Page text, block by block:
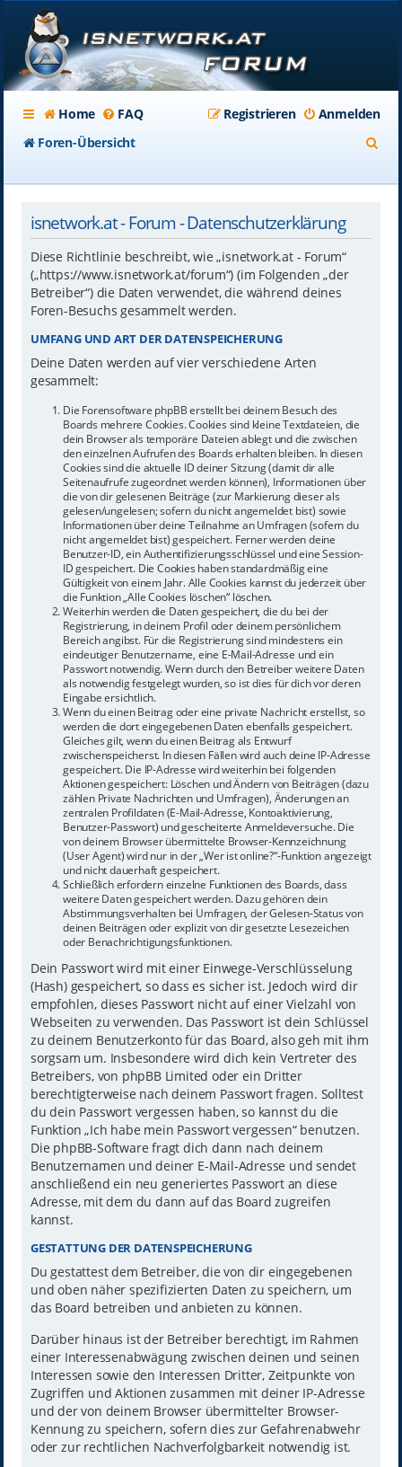
Home FAQ Anmelden
Registrieren
Foren-Übersicht
isnetwork.at - Forum - Datenschutzerklärung
Diese Richtlinie beschreibt, wie „isnetwork.at - Forum“
(„https://www.isnetwork.at/forum“) (im Folgenden „der
Betreiber“) die Daten verwendet, die während deines
Foren-Besuchs gesammelt werden.
UMFANG UND ART DER DATENSPEICHERUNG
Deine Daten werden auf vier verschiedene Arten
gesammelt:
Die Forensoftware phpBB erstellt bei deinem Besuch des
Boards mehrere Cookies. Cookies sind kleine Textdateien, die
dein Browser als temporäre Dateien ablegt und die zwischen
den einzelnen Aufrufen des Boards erhalten bleiben. In diesen
Cookies sind die aktuelle ID deiner Sitzung (damit dir alle
Seitenaufrufe zugeordnet werden können), Informationen über
die von dir gelesenen Beiträge (zur Markierung dieser als
gelesen/ungelesen; sofern du nicht angemeldet bist) sowie
Informationen über deine Teilnahme an Umfragen (sofern du
nicht angemeldet bist) gespeichert. Ferner werden deine
Benutzer-ID, ein Authentifizierungsschlüssel und eine Session-
ID gespeichert. Die Cookies haben standardmäßig eine
Gültigkeit von einem Jahr. Alle Cookies kannst du jederzeit über
die Funktion „Alle Cookies löschen“ löschen.
Weiterhin werden die Daten gespeichert, die du bei der
Registrierung, in deinem Profil oder deinem persönlichem
Bereich angibst. Für die Registrierung sind mindestens ein
eindeutiger Benutzername, eine E-Mail-Adresse und ein
Passwort notwendig. Wenn durch den Betreiber weitere Daten
als notwendig festgelegt wurden, so ist dies für dich vor deren
Eingabe ersichtlich.
Wenn du einen Beitrag oder eine private Nachricht erstellst, so
werden die dort eingegebenen Daten ebenfalls gespeichert.
Gleiches gilt, wenn du einen Beitrag als Entwurf
zwischenspeicherst. In diesen Fällen wird auch deine IP-Adresse
gespeichert. Die IP-Adresse wird weiterhin bei folgenden
Aktionen gespeichert: Löschen und Ändern von Beiträgen (dazu
zählen Private Nachrichten und Umfragen), Änderungen an
zentralen Profildaten (E-Mail-Adresse, Kontoaktivierung,
Benutzer-Passwort) und gescheiterte Anmeldeversuche. Die
von deinem Browser übermittelte Browser-Kennzeichnung
(User Agent) wird nur in der „Wer ist online?“-Funktion angezeigt
und nicht dauerhaft gespeichert.
Schließlich erfordern einzelne Funktionen des Boards, dass
weitere Daten gespeichert werden. Dazu gehören dein
Abstimmungsverhalten bei Umfragen, der Gelesen-Status von
deinen Beiträgen oder explizit von dir gesetzte Lesezeichen
oder Benachrichtigungsfunktionen.
Dein Passwort wird mit einer Einwege-Verschlüsselung
(Hash) gespeichert, so dass es sicher ist. Jedoch wird dir
empfohlen, dieses Passwort nicht auf einer Vielzahl von
Webseiten zu verwenden. Das Passwort ist dein Schlüssel
zu deinem Benutzerkonto für das Board, also geh mit ihm
sorgsam um. Insbesondere wird dich kein Vertreter des
Betreibers, von phpBB Limited oder ein Dritter
berechtigterweise nach deinem Passwort fragen. Solltest
du dein Passwort vergessen haben, so kannst du die
Funktion „Ich habe mein Passwort vergessen“ benutzen.
Die phpBB-Software fragt dich dann nach deinem
Benutzernamen und deiner E-Mail-Adresse und sendet
anschließend ein neu generiertes Passwort an diese
Adresse, mit dem du dann auf das Board zugreifen
kannst.
GESTATTUNG DER DATENSPEICHERUNG
Du gestattest dem Betreiber, die von dir eingegebenen
und oben näher spezifizierten Daten zu speichern, um
das Board betreiben und anbieten zu können.
Darüber hinaus ist der Betreiber berechtigt, im Rahmen
einer Interessenabwägung zwischen deinen und seinen
Interessen sowie den Interessen Dritter, Zeitpunkte von
Zugriffen und Aktionen zusammen mit deiner IP-Adresse
und der von deinem Browser übermittelter Browser-
Kennung zu speichern, sofern dies zur Gefahrenabwehr
oder zur rechtlichen Nachverfolgbarkeit notwendig ist.